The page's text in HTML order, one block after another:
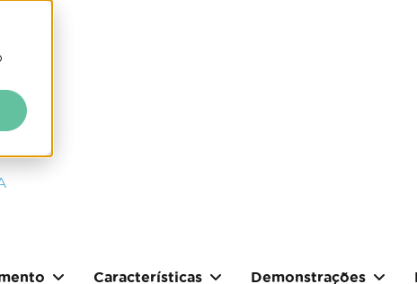
Características Demonstrações